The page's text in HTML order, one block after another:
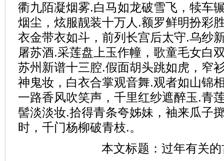
衢九陌凝烟雾.白马如龙破雪飞，犊车
烟尘，炫服靓装十万人.额罗鲜明扮彩
衣金带衣如斗，前列长宫后太守.乌纱
屠苏酒.采莲盘上玉作幢，歌童毛女白
苏州新谱十三腔.假面胡头跳如虎，窄
神鬼妆，白衣合掌观音舞.观者如山锦
一路香风吹笑声，千里红纱遮醉玉.青
髻淡淡妆.拾得青条夸姊妹，袖来瓜子
时，千门杨柳破青枝.。
本文标题： 过年有关